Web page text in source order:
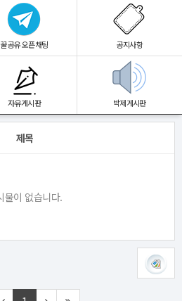
꿀공유 오픈채팅 공지사항
자유게시판 박제게시판
제목
물이 없습니다.